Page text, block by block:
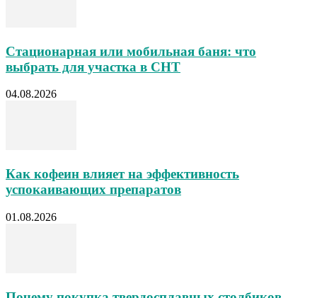
Стационарная или мобильная баня: что
выбрать для участка в СНТ
04.08.2026
Как кофеин влияет на эффективность
успокаивающих препаратов
01.08.2026